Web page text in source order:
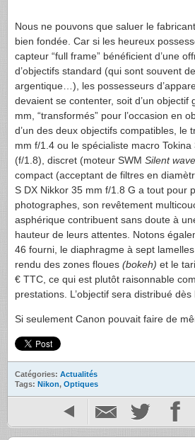
Nous ne pouvons que saluer le
bien fondée. Car si les heureux
capteur “full frame” bénéficient d’une
d’objectifs standard (qui sont souvent
argentique…), les possesseurs
devaient se contenter, soit d’un objectif
mm, “transformés” pour l’occasion en
d’un des deux objectifs compatibles, le
mm f/1.4 ou le spécialiste macro
(f/1.8), discret (moteur SWM Silent wave
compact (acceptant de filtres en
S DX Nikkor 35 mm f/1.8 G a tout pour
photographes, son revêtement
asphérique contribuent sans doute à
hauteur de leurs attentes. Notons
46 fourni, le diaphragme à sept
rendu des zones floues (bokeh) et le
€ TTC , ce qui est plutôt raisonnable
prestations. L’objectif sera distribué dès
Si seulement Canon pouvait faire de
Catégories: Actualités
Tags: Nikon, Optiques